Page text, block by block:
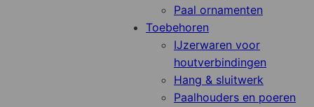
Paal ornamenten
Toebehoren
IJzerwaren voor
houtverbindingen
Hang & sluitwerk
Paalhouders en poeren